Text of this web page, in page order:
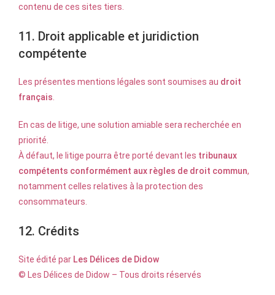
contenu de ces sites tiers.
11. Droit applicable et juridiction
compétente
Les présentes mentions légales sont soumises au droit
français
En cas de litige, une solution amiable sera recherchée en
priorité.
À défaut, le litige pourra être porté devant les tribunaux
compétents conformément aux règles de droit commun,
notamment celles relatives à la protection des
consommateurs.
12. Crédits
Site édité par Les Délices de Didow
© Les Délices de Didow – Tous droits réservés